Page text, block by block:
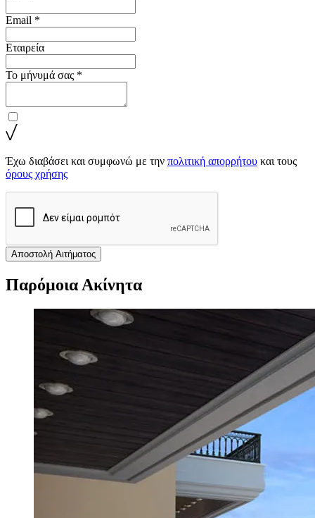
Email *
Εταιρεία
Το μήνυμά σας *
Έχω διαβάσει και συμφωνώ με την πολιτική απορρήτου και τους
όρους χρήσης
Αποστολή Αιτήματος
Παρόμοια Ακίνητα